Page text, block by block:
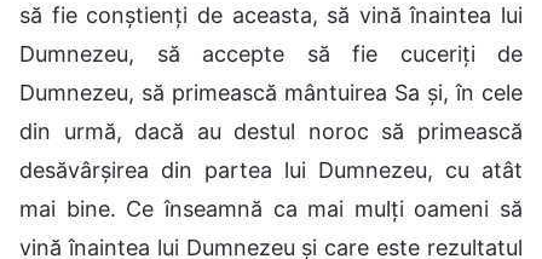
să fie conștienți de aceasta, să vină înaintea lui
Dumnezeu, să accepte să fie cuceriți de
Dumnezeu, să primească mântuirea Sa și, în cele
din urmă, dacă au destul noroc să primească
desăvârșirea din partea lui Dumnezeu, cu atât
mai bine. Ce înseamnă ca mai mulți oameni să
vină înaintea lui Dumnezeu și care este rezultatul